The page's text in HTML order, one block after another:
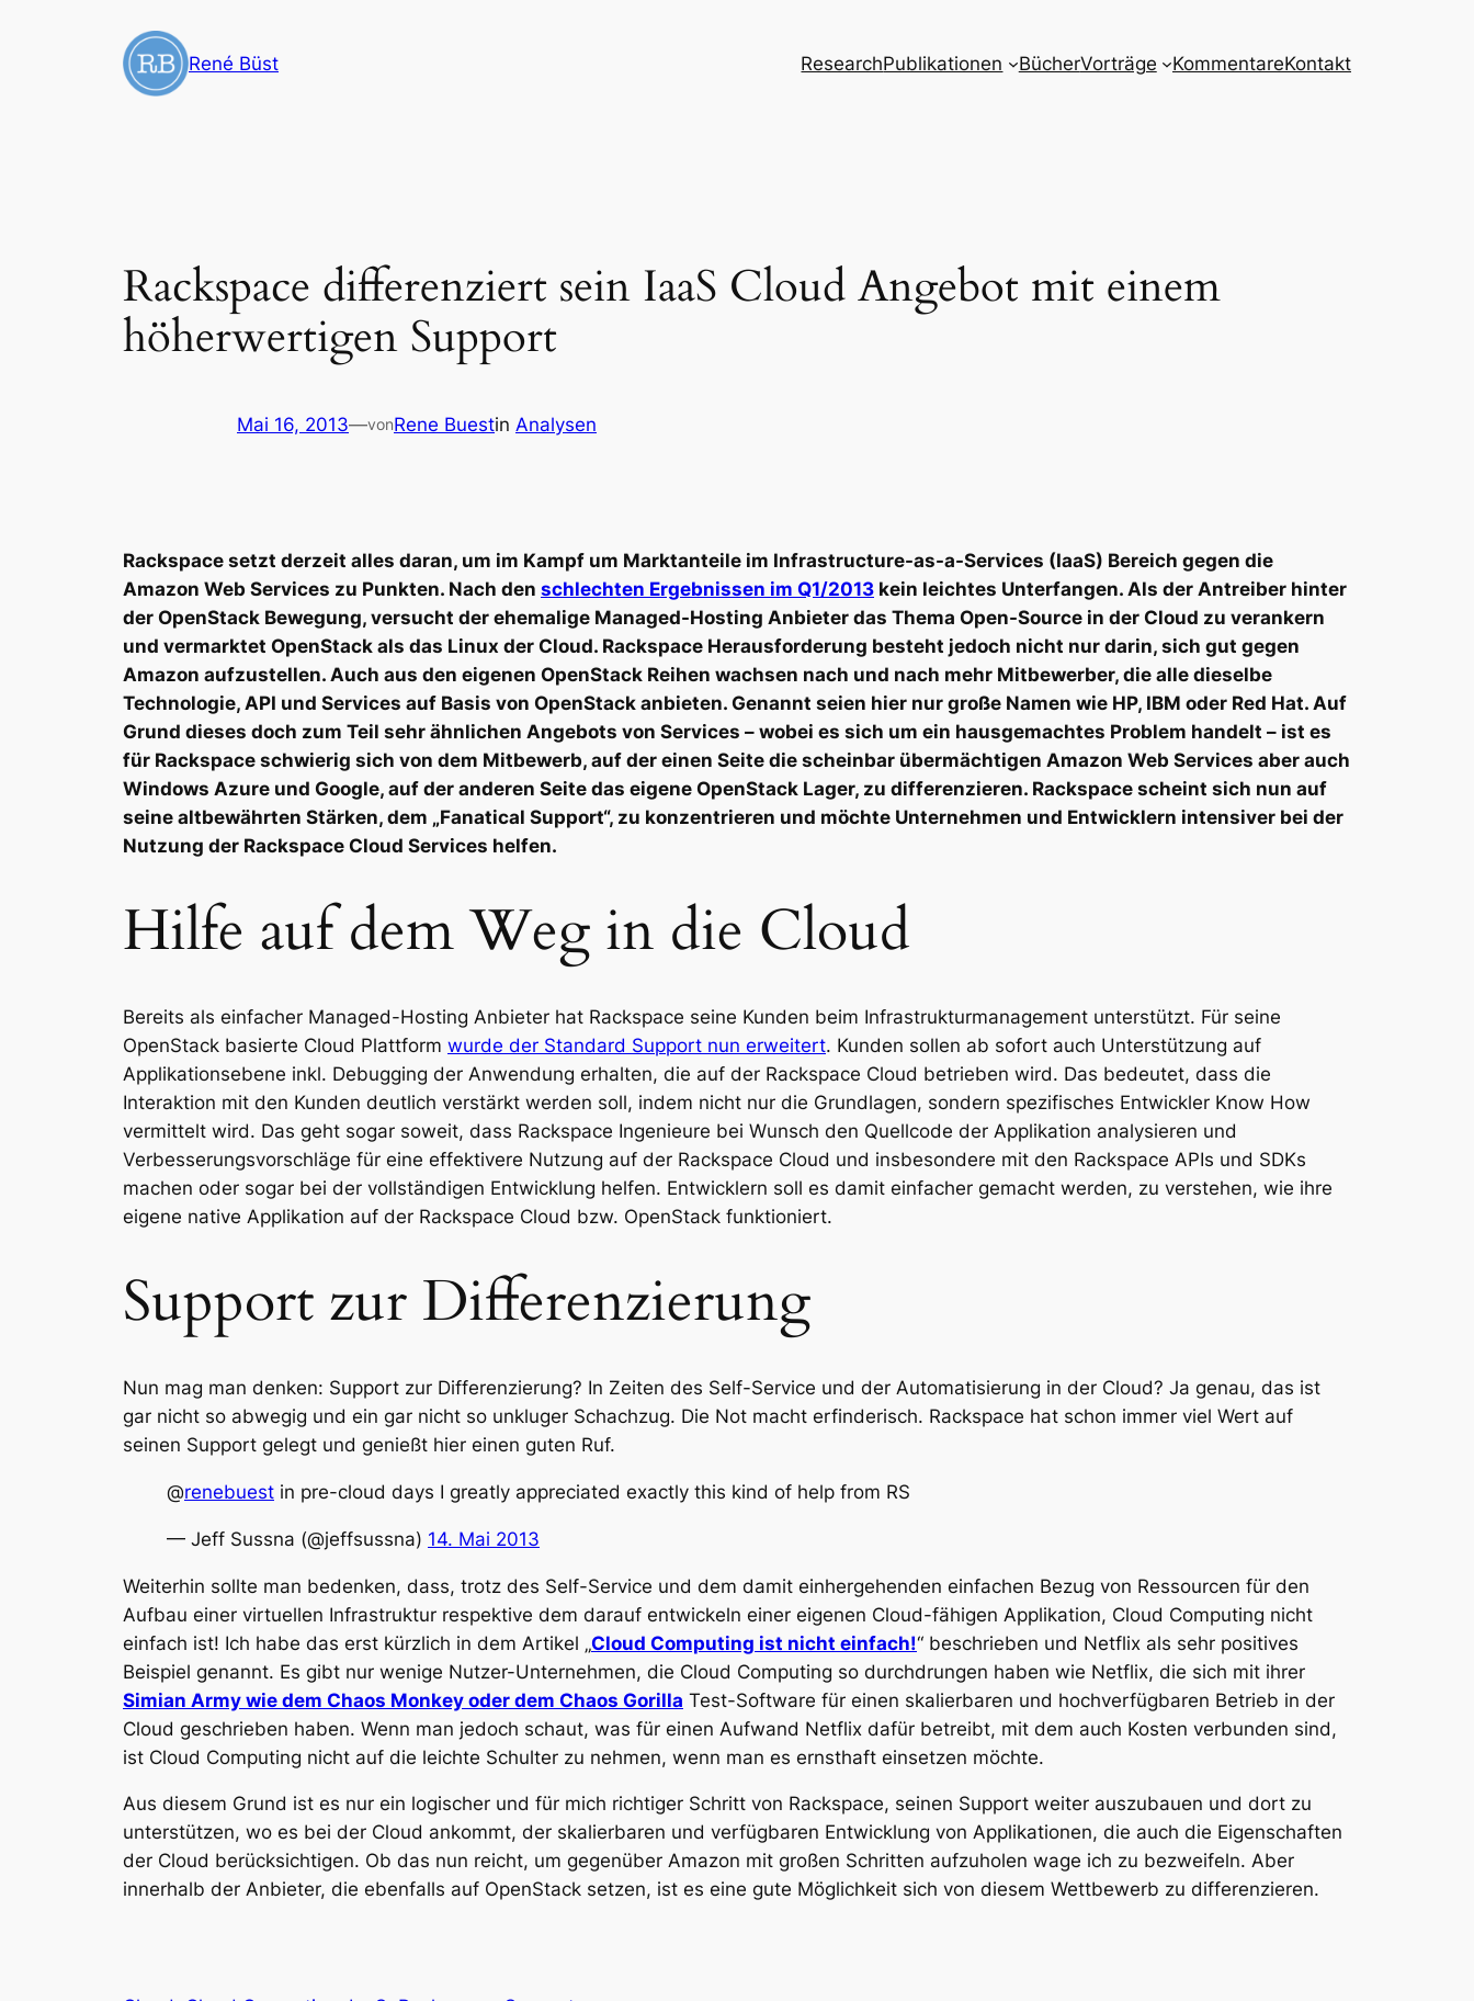
René Büst ResearchPublikationen BücherVorträge KommentareKontakt
Rackspace differenziert sein IaaS Cloud Angebot mit einem
höherwertigen Support
Mai 16, 2013—vonRene Buestin Analysen
Rackspace setzt derzeit alles daran, um im Kampf um Marktanteile im Infrastructure-as-a-Services (IaaS) Bereich gegen die
Amazon Web Services zu Punkten. Nach den schlechten Ergebnissen im Q1/2013 kein leichtes Unterfangen. Als der Antreiber hinter
der OpenStack Bewegung, versucht der ehemalige Managed-Hosting Anbieter das Thema Open-Source in der Cloud zu verankern
und vermarktet OpenStack als das Linux der Cloud. Rackspace Herausforderung besteht jedoch nicht nur darin, sich gut gegen
Amazon aufzustellen. Auch aus den eigenen OpenStack Reihen wachsen nach und nach mehr Mitbewerber, die alle dieselbe
Technologie, API und Services auf Basis von OpenStack anbieten. Genannt seien hier nur große Namen wie HP, IBM oder Red Hat. Auf
Grund dieses doch zum Teil sehr ähnlichen Angebots von Services – wobei es sich um ein hausgemachtes Problem handelt – ist es
für Rackspace schwierig sich von dem Mitbewerb, auf der einen Seite die scheinbar übermächtigen Amazon Web Services aber auch
Windows Azure und Google, auf der anderen Seite das eigene OpenStack Lager, zu differenzieren. Rackspace scheint sich nun auf
seine altbewährten Stärken, dem „Fanatical Support“, zu konzentrieren und möchte Unternehmen und Entwicklern intensiver bei der
Nutzung der Rackspace Cloud Services helfen.
Hilfe auf dem Weg in die Cloud
Bereits als einfacher Managed-Hosting Anbieter hat Rackspace seine Kunden beim Infrastrukturmanagement unterstützt. Für seine
OpenStack basierte Cloud Plattform wurde der Standard Support nun erweitert. Kunden sollen ab sofort auch Unterstützung auf
Applikationsebene inkl. Debugging der Anwendung erhalten, die auf der Rackspace Cloud betrieben wird. Das bedeutet, dass die
Interaktion mit den Kunden deutlich verstärkt werden soll, indem nicht nur die Grundlagen, sondern spezifisches Entwickler Know How
vermittelt wird. Das geht sogar soweit, dass Rackspace Ingenieure bei Wunsch den Quellcode der Applikation analysieren und
Verbesserungsvorschläge für eine effektivere Nutzung auf der Rackspace Cloud und insbesondere mit den Rackspace APIs und SDKs
machen oder sogar bei der vollständigen Entwicklung helfen. Entwicklern soll es damit einfacher gemacht werden, zu verstehen, wie ihre
eigene native Applikation auf der Rackspace Cloud bzw. OpenStack funktioniert.
Support zur Differenzierung
Nun mag man denken: Support zur Differenzierung? In Zeiten des Self-Service und der Automatisierung in der Cloud? Ja genau, das ist
gar nicht so abwegig und ein gar nicht so unkluger Schachzug. Die Not macht erfinderisch. Rackspace hat schon immer viel Wert auf
seinen Support gelegt und genießt hier einen guten Ruf.
@renebuest in pre-cloud days I greatly appreciated exactly this kind of help from RS
— Jeff Sussna (@jeffsussna) 14. Mai 2013
Weiterhin sollte man bedenken, dass, trotz des Self-Service und dem damit einhergehenden einfachen Bezug von Ressourcen für den
Aufbau einer virtuellen Infrastruktur respektive dem darauf entwickeln einer eigenen Cloud-fähigen Applikation, Cloud Computing nicht
einfach ist! Ich habe das erst kürzlich in dem Artikel „Cloud Computing ist nicht einfach!“ beschrieben und Netflix als sehr positives
Beispiel genannt. Es gibt nur wenige Nutzer-Unternehmen, die Cloud Computing so durchdrungen haben wie Netflix, die sich mit ihrer
Simian Army wie dem Chaos Monkey oder dem Chaos Gorilla Test-Software für einen skalierbaren und hochverfügbaren Betrieb in der
Cloud geschrieben haben. Wenn man jedoch schaut, was für einen Aufwand Netflix dafür betreibt, mit dem auch Kosten verbunden sind,
ist Cloud Computing nicht auf die leichte Schulter zu nehmen, wenn man es ernsthaft einsetzen möchte.
Aus diesem Grund ist es nur ein logischer und für mich richtiger Schritt von Rackspace, seinen Support weiter auszubauen und dort zu
unterstützen, wo es bei der Cloud ankommt, der skalierbaren und verfügbaren Entwicklung von Applikationen, die auch die Eigenschaften
der Cloud berücksichtigen. Ob das nun reicht, um gegenüber Amazon mit großen Schritten aufzuholen wage ich zu bezweifeln. Aber
innerhalb der Anbieter, die ebenfalls auf OpenStack setzen, ist es eine gute Möglichkeit sich von diesem Wettbewerb zu differenzieren.